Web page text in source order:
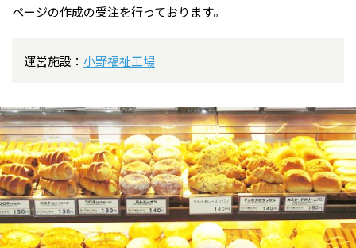
ページの作成の受注を行っております。
運営施設： 小野福祉工場